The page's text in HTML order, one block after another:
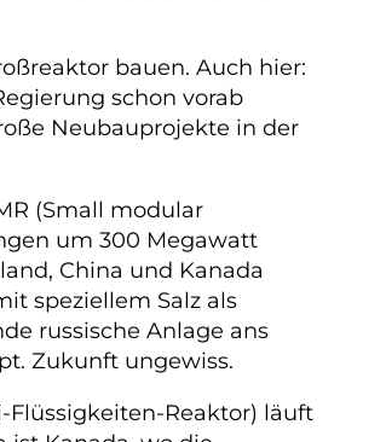
bauen. Auch hier:
schon vorab
Neubauprojekte in der
(Small modular
um 300 Megawatt
China und Kanada
speziellem Salz als
russische Anlage ans
Zukunft ungewiss.
Flüssigkeiten-Reaktor) läuft